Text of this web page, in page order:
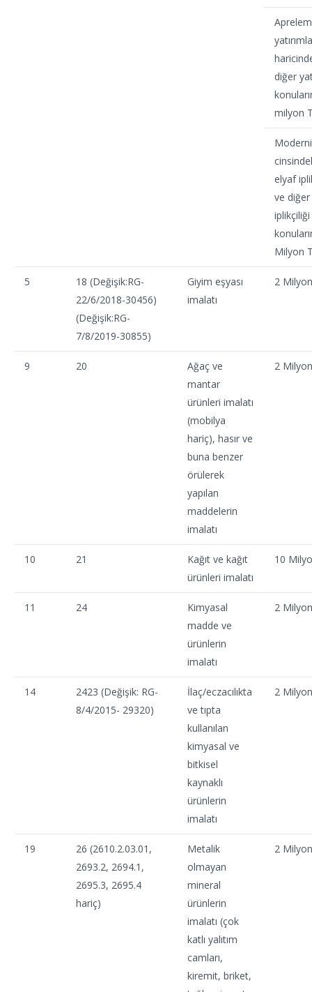
diğer
milyon
elyaf
ve
iplikçiliği
Milyon
5
18 (Değişik:RG-
22/6/2018-30456)
(Değişik:RG-
7/8/2019-30855)
Giyim eşyası
imalatı
2
9 20
Ağaç ve
mantar
ürünleri imalatı
(mobilya
hariç), hasır ve
buna benzer
örülerek
yapılan
maddelerin
imalatı
2
10 21
Kağıt ve kağıt
ürünleri imalatı
10
11 24
Kimyasal
madde ve
ürünlerin
imalatı
2
14
2423 (Değişik: RG-
8/4/2015- 29320)
İlaç/eczacılıkta
ve tıpta
kullanılan
kimyasal ve
bitkisel
kaynaklı
ürünlerin
imalatı
2
19
26 (2610.2.03.01,
2693.2, 2694.1,
2695.3, 2695.4
hariç)
Metalik
olmayan
mineral
ürünlerin
imalatı (çok
katlı yalıtım
camları,
kiremit, briket,
2